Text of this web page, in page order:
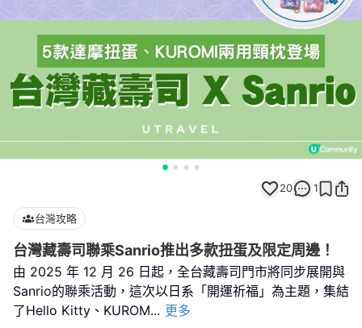
20 1
台灣攻略
台灣藏壽司聯乘Sanrio推出多款扭蛋及限定周邊！
由 2025 年 12 月 26 日起，全台藏壽司門市將同步展開與
Sanrio的聯乘活動，這次以日系「開運祈福」為主題，集結
了Hello Kitty、KUROM... 更多